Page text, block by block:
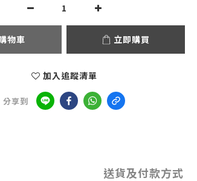
物車 立即購買
加入追蹤清單
分享到
送貨及付款方式